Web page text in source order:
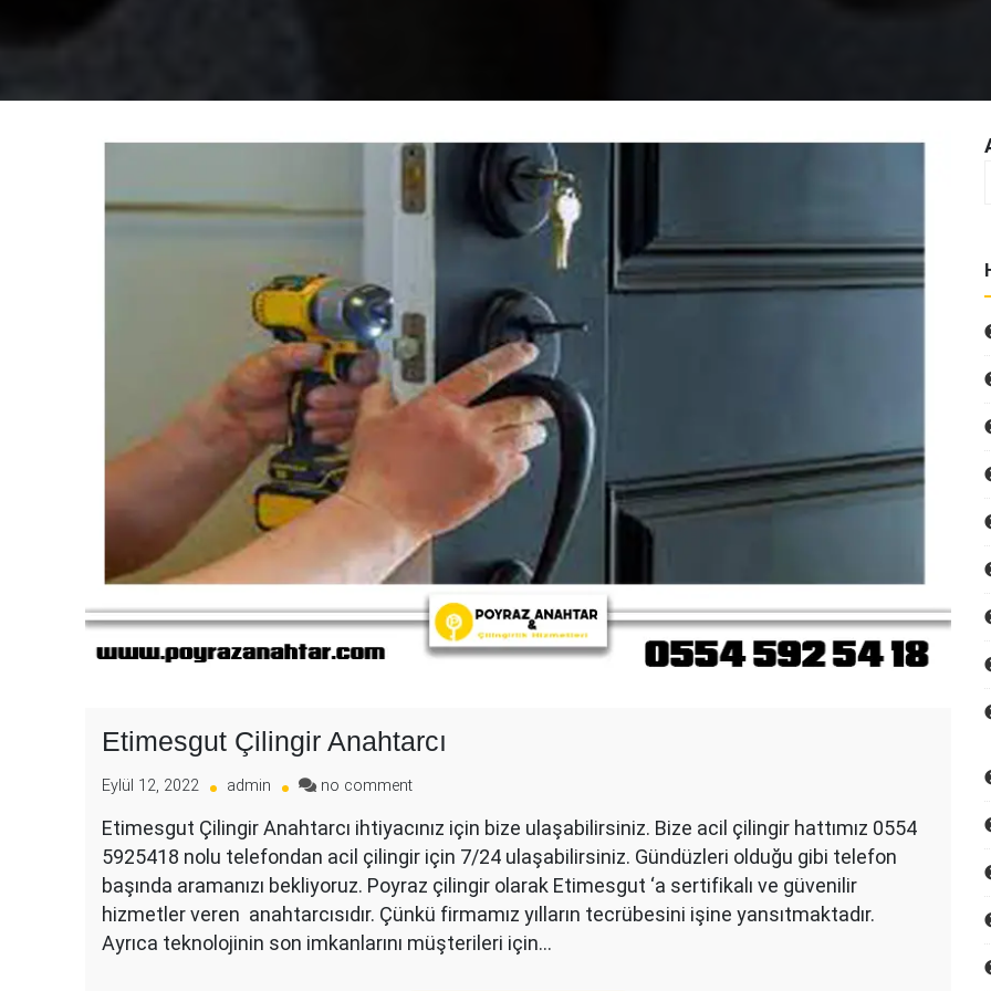
Etimesgut Çilingir Anahtarcı
Eylül 12, 2022 admin no commenton
Çilingir
Anahtarcı
Etimesgut Çilingir Anahtarcı ihtiyacınız için bize ulaşabilirsiniz. Bize acil çilingir hattımız 0554
5925418 nolu telefondan acil çilingir için 7/24 ulaşabilirsiniz. Gündüzleri olduğu gibi telefon
başında aramanızı bekliyoruz. Poyraz çilingir olarak Etimesgut ‘a sertifikalı ve güvenilir
hizmetler veren anahtarcısıdır. Çünkü firmamız yılların tecrübesini işine yansıtmaktadır.
Ayrıca teknolojinin son imkanlarını müşterileri için…